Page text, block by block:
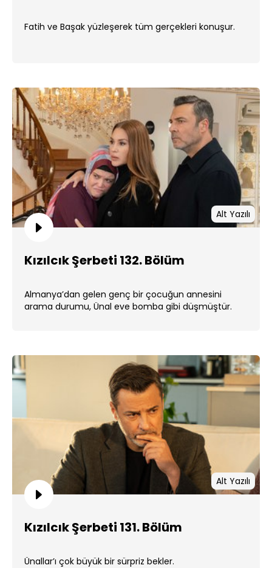
Fatih ve Başak yüzleşerek tüm gerçekleri konuşur.
Alt Yazılı
Kızılcık Şerbeti 132. Bölüm
Almanya’dan gelen genç bir çocuğun annesini
arama durumu, Ünal eve bomba gibi düşmüştür.
Alt Yazılı
Kızılcık Şerbeti 131. Bölüm
Ünallar’ı çok büyük bir sürpriz bekler.